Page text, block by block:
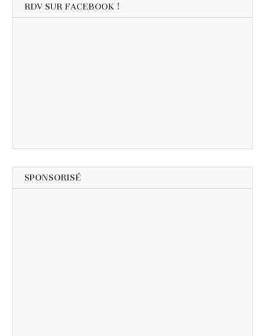
RDV SUR FACEBOOK !
SPONSORISÉ